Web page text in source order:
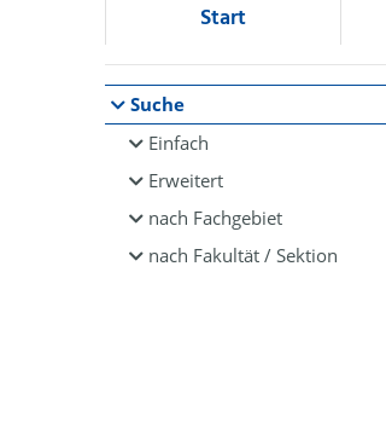
Start
Suche
Einfach
Erweitert
nach Fachgebiet
nach Fakultät / Sektion